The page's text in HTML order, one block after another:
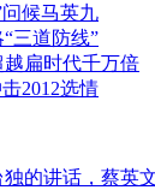
候马英九
三道防线”
扁时代千万倍
2012选情
的讲话，蔡英